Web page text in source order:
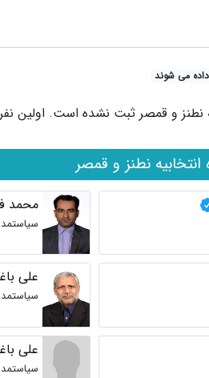
می شوند
نطنز و قمصر ثبت نشده است. اولین
نطنز و قمصر
محمد
علی
علی